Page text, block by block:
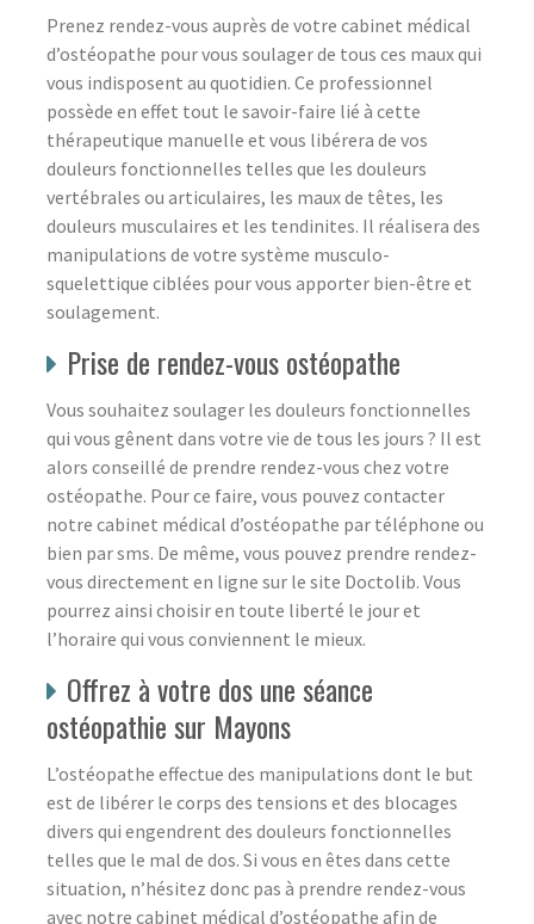
Prenez rendez-vous auprès de votre cabinet médical
d’ostéopathe pour vous soulager de tous ces maux qui
vous indisposent au quotidien. Ce professionnel
possède en effet tout le savoir-faire lié à cette
thérapeutique manuelle et vous libérera de vos
douleurs fonctionnelles telles que les douleurs
vertébrales ou articulaires, les maux de têtes, les
douleurs musculaires et les tendinites. Il réalisera des
manipulations de votre système musculo-
squelettique ciblées pour vous apporter bien-être et
soulagement.
Prise de rendez-vous ostéopathe
Vous souhaitez soulager les douleurs fonctionnelles
qui vous gênent dans votre vie de tous les jours ? Il est
alors conseillé de prendre rendez-vous chez votre
ostéopathe. Pour ce faire, vous pouvez contacter
notre cabinet médical d’ostéopathe par téléphone ou
bien par sms. De même, vous pouvez prendre rendez-
vous directement en ligne sur le site Doctolib. Vous
pourrez ainsi choisir en toute liberté le jour et
l’horaire qui vous conviennent le mieux.
Offrez à votre dos une séance
ostéopathie sur Mayons
L’ostéopathe effectue des manipulations dont le but
est de libérer le corps des tensions et des blocages
divers qui engendrent des douleurs fonctionnelles
telles que le mal de dos. Si vous en êtes dans cette
situation, n’hésitez donc pas à prendre rendez-vous
avec notre cabinet médical d’ostéopathe afin de